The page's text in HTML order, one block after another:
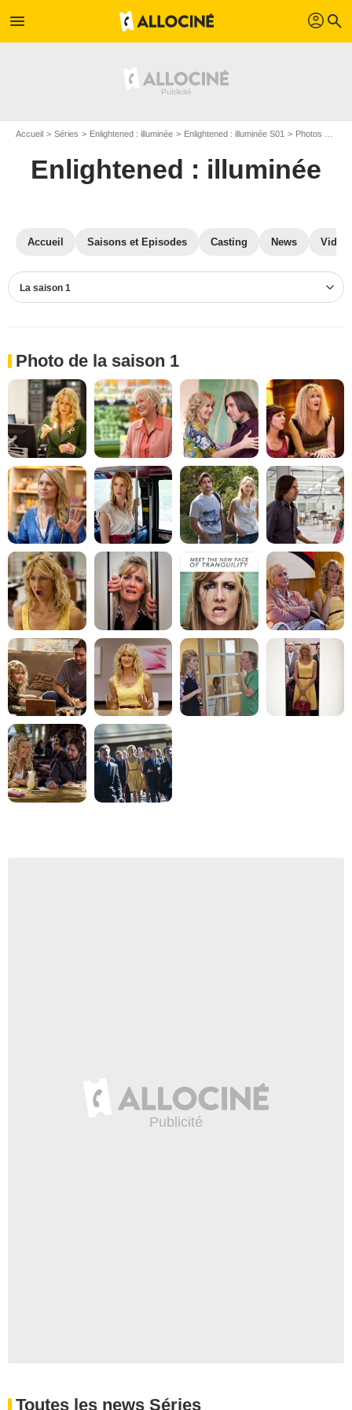
menu profil search
Accueil Séries Enlightened : illuminée Enlightened : illuminée S01 Photos Enlightened : illuminée
Enlightened : illuminée
Accueil Saisons et Episodes Casting News
La saison 1
Photo de la saison 1
Toutes les news Séries